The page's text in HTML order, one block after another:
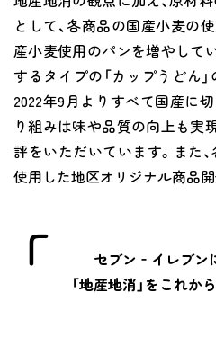
として、各商品の国産小麦の
産小麦使用のパンを増やして
するタイプの「カップうどん
2022年9月よりすべて国産に
り組みは味や品質の向上も実
評をいただいています。また
使用した地区オリジナル商品
セブン‐イレブン
「地産地消」をこれか